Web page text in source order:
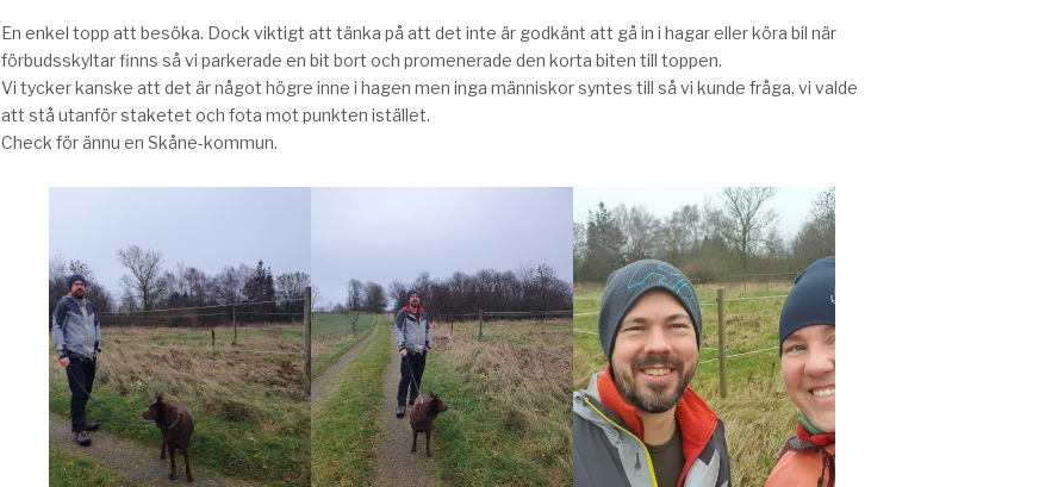
En enkel topp att besöka. Dock viktigt att tänka på att det inte är godkänt att gå in i hagar eller köra bil när
förbudsskyltar finns så vi parkerade en bit bort och promenerade den korta biten till toppen.
Vi tycker kanske att det är något högre inne i hagen men inga människor syntes till så vi kunde fråga, vi valde
att stå utanför staketet och fota mot punkten istället.
Check för ännu en Skåne-kommun.